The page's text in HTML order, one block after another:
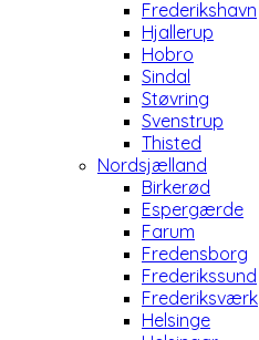
Frederikshavn
Hjallerup
Hobro
Sindal
Støvring
Svenstrup
Thisted
Nordsjælland
Birkerød
Espergærde
Farum
Fredensborg
Frederikssund
Frederiksværk
Helsinge